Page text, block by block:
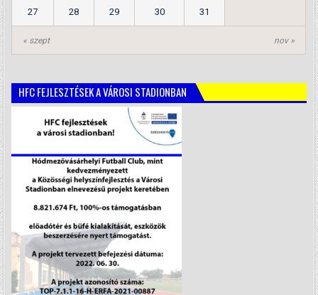
« szept nov »
27 28 29 30 31
HFC FEJLESZTÉSEK A VÁROSI STADIONBAN